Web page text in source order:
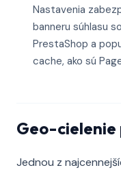
Nastavenia
banneru súhlasu
PrestaShop a
cache, ako sú
Geo-cielenie
Jednou z